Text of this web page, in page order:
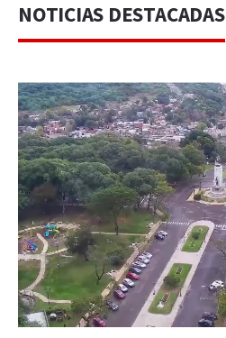
NOTICIAS DESTACADAS